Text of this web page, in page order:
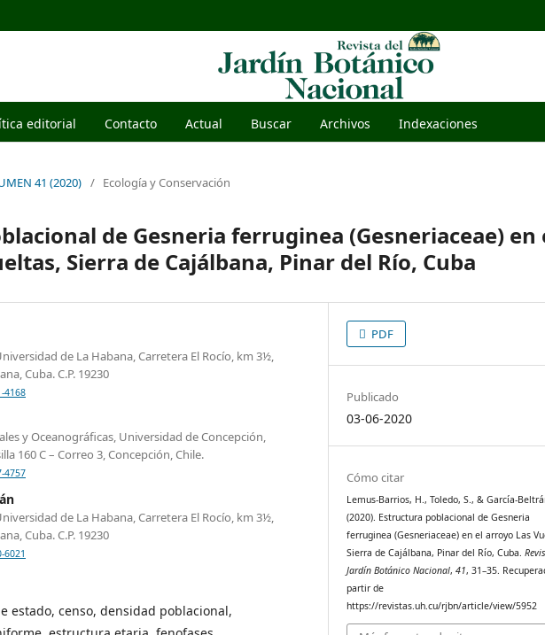
editorial Contacto Actual Buscar Archivos Indexaciones
41 (2020) / Ecología y Conservación
de Gesneria ferruginea (Gesneriaceae) en
Sierra de Cajálbana, Pinar del Río, Cuba
de La Habana, Carretera El Rocío, km 3½,
Cuba. C.P. 19230
4168
y Oceanográficas, Universidad de Concepción,
160 C – Correo 3, Concepción, Chile.
4757
de La Habana, Carretera El Rocío, km 3½,
Cuba. C.P. 19230
6021
estado, censo, densidad poblacional,
PDF
Publicado
03-06-2020
Cómo citar
Lemus-Barrios, H., Toledo, S., & García-
(2020). Estructura poblacional de Gesneria
ferruginea (Gesneriaceae) en el arroyo Las
Sierra de Cajálbana, Pinar del Río, Cuba.
Jardín Botánico Nacional,41, 31–35.
partir de
https://revistas.uh.cu/rjbn/article/view/5952